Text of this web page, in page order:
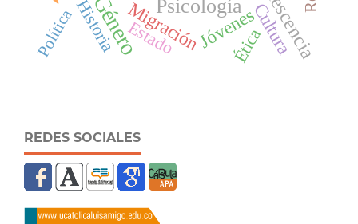
Género Psicología Cultura
MigraciónJóvenes
Ética
HistoriaEstado
Política
REDES SOCIALES